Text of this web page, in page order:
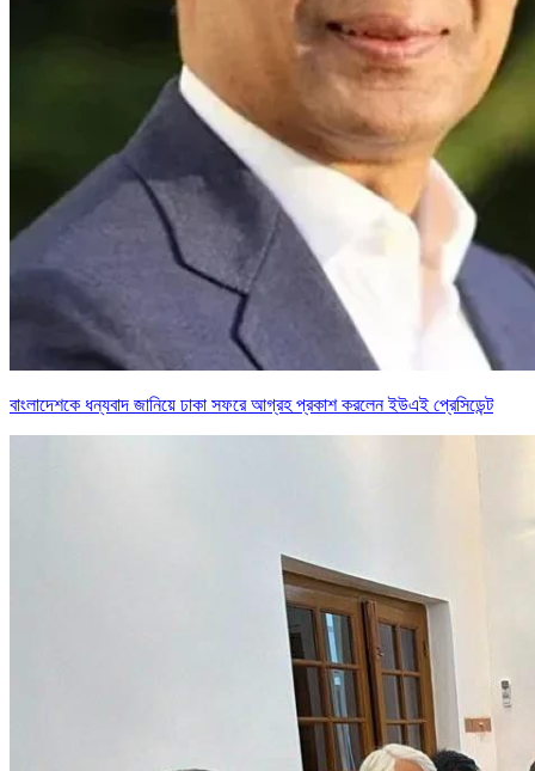
বাংলাদেশকে ধন্যবাদ জানিয়ে ঢাকা সফরে আগ্রহ প্রকাশ করলেন ইউএই প্রেসিডেন্ট